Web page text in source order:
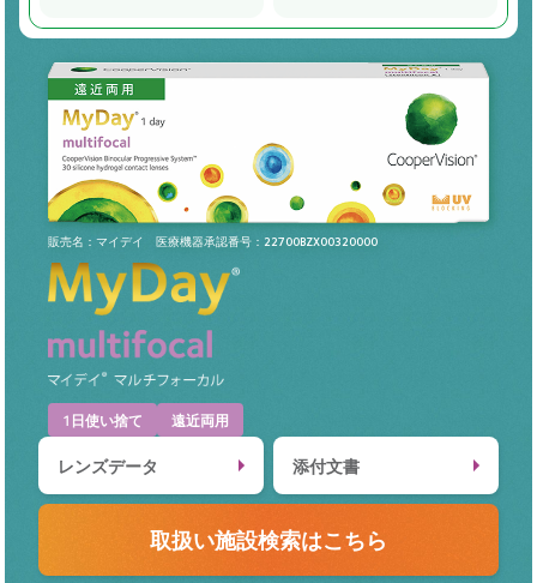
販売名：マイデイ 医療機器承認番号：22700BZX00320000
1日使い捨て 遠近両用
レンズデータ 添付文書
取扱い施設検索はこちら